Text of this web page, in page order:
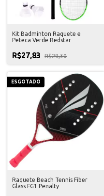
Kit Badminton Raquete e
Peteca Verde Redstar
R$27,83 R$29,30
ESGOTADO
Raquete Beach Tennis Fiber
Glass FG1 Penalty